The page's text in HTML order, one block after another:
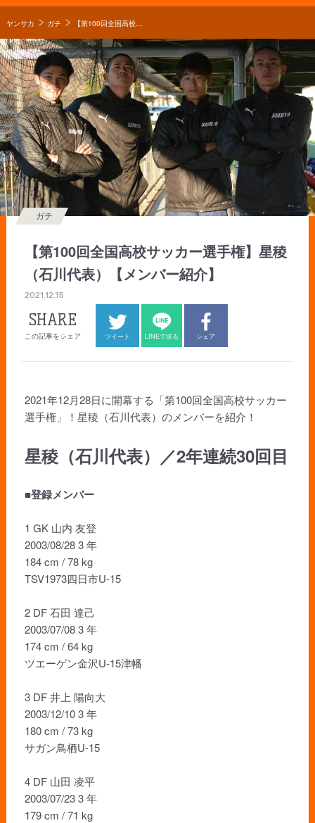
ヤンサカ ガチ 【第100回全国高校サッカー選手権】星稜（石川代表）【メンバー紹介】
【第100回全国高校サッカー選手権】星稜
（石川代表）【メンバー紹介】
ガチ
2021.12.15
SHARE
この記事をシェア ツイート LINEで送る シェア
2021年12月28日に開幕する「第100回全国高校サッカー
選手権」！星稜（石川代表）のメンバーを紹介！
星稜（石川代表）／2年連続30回目
■登録メンバー
1 GK 山内 友登
2003/08/28 3 年
184 cm / 78 kg
TSV1973四日市U-15
2 DF 石田 達己
2003/07/08 3 年
174 cm / 64 kg
ツエーゲン金沢U-15津幡
3 DF 井上 陽向大
2003/12/10 3 年
180 cm / 73 kg
サガン鳥栖U-15
4 DF 山田 凌平
2003/07/23 3 年
179 cm / 71 kg